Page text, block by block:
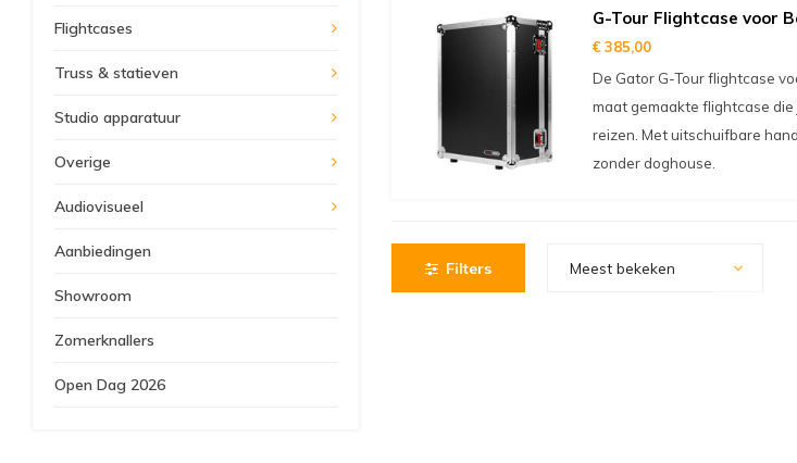
Flightcases
Truss & statieven
Studio apparatuur
Overige
Audiovisueel
Aanbiedingen
Showroom
Zomerknallers
Open Dag 2026
G-Tour Flightcase voor
€ 385,00
De Gator G-Tour flightcase
maat gemaakte flightcase
reizen. Met uitschuifbare
zonder doghouse.
Filters Meest bekeken